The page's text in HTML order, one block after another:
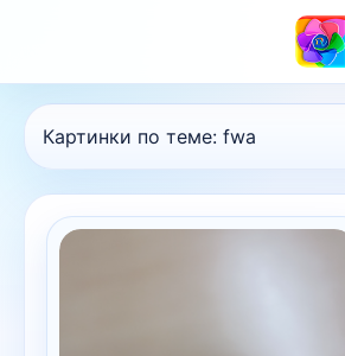
Картинки по теме: fwa